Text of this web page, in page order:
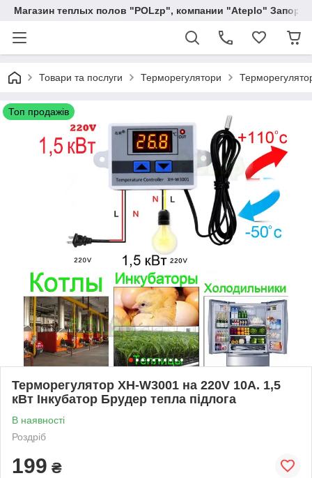
Магазин теплых полов "POLzp", компании "Ateplo"
Товари та послуги Терморегулятори
Топ продажів
Терморегулятор XH-W3001 на 220V 10А. 1,5
кВт Інкубатор Брудер тепла підлога
В наявності
Роздріб
199 ₴